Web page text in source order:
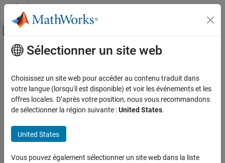
Passer au contenu
Activer/désactiver l'affichage du menu
Accueil de la documentation
Contenu principal
How useful was this information?
Sélectionner un site web
Choisissez un site web pour accéder au contenu traduit dans
votre langue (lorsqu'il est disponible) et voir les événements et les
offres locales. D’après votre position, nous vous recommandons
de sélectionner la région suivante :United States.
United States
Vous pouvez également sélectionner un site web dans la liste